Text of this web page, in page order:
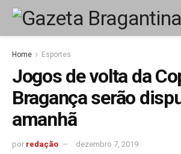
Home Esportes
Jogos de volta da
Bragança serão
amanhã
por redação dezembro 7, 2019